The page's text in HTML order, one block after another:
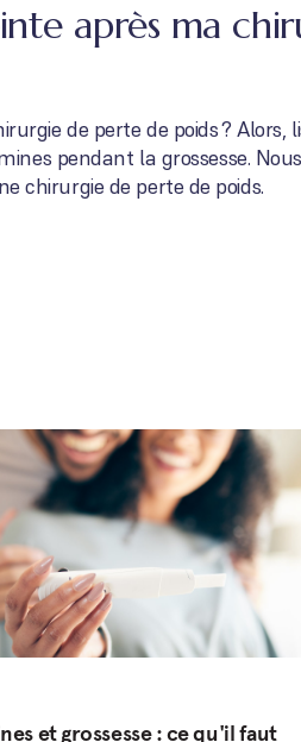
après ma
de perte de poids ? Alors,
pendant la grossesse.
chirurgie de perte de poids.
et grossesse : ce qu'il faut